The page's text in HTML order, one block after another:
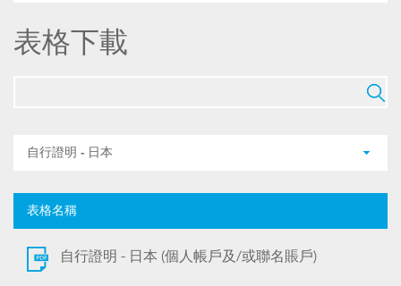
表格下載
自行證明 - 日本
表格名稱
自行證明 - 日本 (個人帳戶及/或聯名賬戶)